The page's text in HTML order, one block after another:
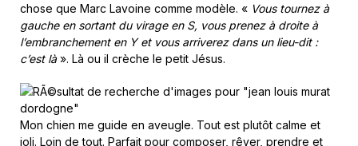
chose que Marc Lavoine comme modèle. « Vous tournez à
gauche en sortant du virage en S, vous prenez à droite à
l’embranchement en Y et vous arriverez dans un lieu-dit :
c’est là». Là ou il crèche le petit Jésus.
Mon chien me guide en aveugle. Tout est plutôt calme et
joli. Loin de tout. Parfait pour composer, rêver, prendre et